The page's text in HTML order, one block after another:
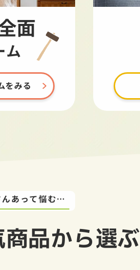
面
ム
をみる
んあって悩む…
品から選ぶ